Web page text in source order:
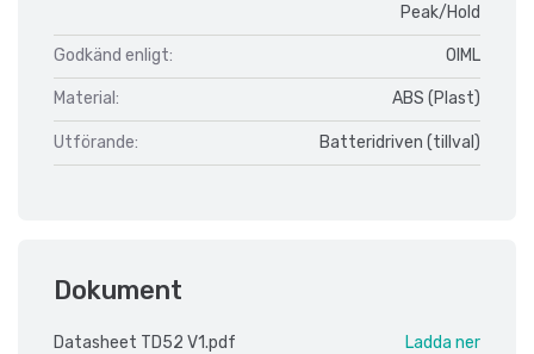
Peak/Hold
Godkänd enligt: OIML
Material: ABS (Plast)
Utförande: Batteridriven (tillval)
Dokument
Datasheet TD52 V1.pdf Ladda ner